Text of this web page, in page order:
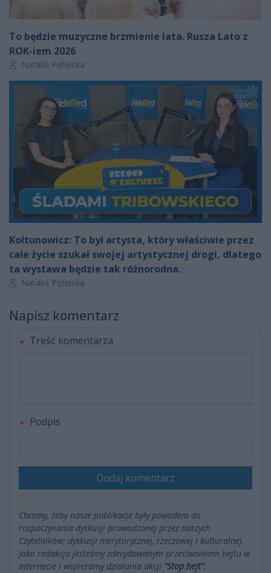
To będzie muzyczne brzmienie lata. Rusza Lato z
ROK-iem 2026
Autor artykułu:
Natalia Pętelska
Kołtunowicz: To był artysta, który właściwie przez
całe życie szukał swojej artystycznej drogi, dlatego
ta wystawa będzie tak różnorodna.
Autor artykułu:
Natalia Pętelska
Napisz komentarz
Treść komentarza
Podpis
Dodaj komentarz
Chcemy, żeby nasze publikacje były powodem do
rozpoczynania dyskusji prowadzonej przez naszych
Czytelników; dyskusji merytorycznej, rzeczowej i kulturalnej.
Jako redakcja jesteśmy zdecydowanym przeciwnikiem hejtu w
Internecie i wspieramy działania akcji "Stop hejt".